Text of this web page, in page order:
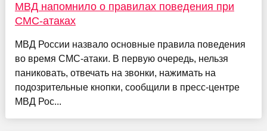
МВД напомнило о правилах поведения при
СМС-атаках
МВД России назвало основные правила поведения
во время СМС-атаки. В первую очередь, нельзя
паниковать, отвечать на звонки, нажимать на
подозрительные кнопки, сообщили в пресс-центре
МВД Рос...